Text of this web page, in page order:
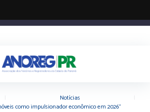
Notícias
como impulsionador econômico em 2026”